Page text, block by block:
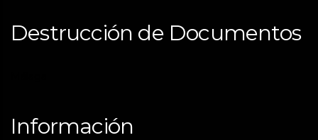
Destrucción de Documentos
Información